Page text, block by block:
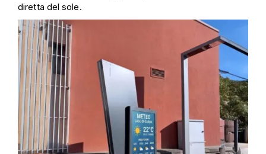
diretta del sole.